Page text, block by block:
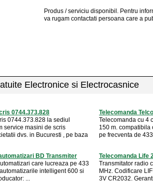
Produs / serviciu disponibil . Pentru
va rugam contactati persoana care a
Electronice si Electrocasnice
0744.373.828
0744.373.828 la sediul
service masini de scris
dvs. in Bucuresti , pe baza
Telecomanda
Telecomanda cu 4
150 m. compatibila
pe frecventa de
BD Transmiter
care lucreaza pe 433
intelligent 600 si
...
Telecomanda Life
Transmitator radio
MHz. Codificare
3V CR2032.